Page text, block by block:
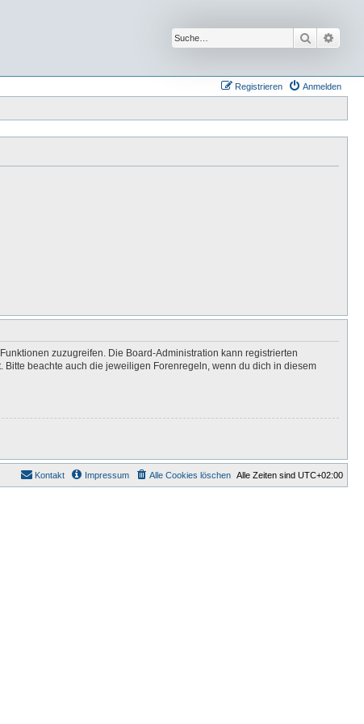
Suche
Anmelden
Registrieren
zuzugreifen. Die Board-Administration kann registrierten
beachte auch die jeweiligen Forenregeln, wenn du dich in diesem
Alle Zeiten sind UTC+02:00
Alle Cookies löschen
Impressum
Kontakt